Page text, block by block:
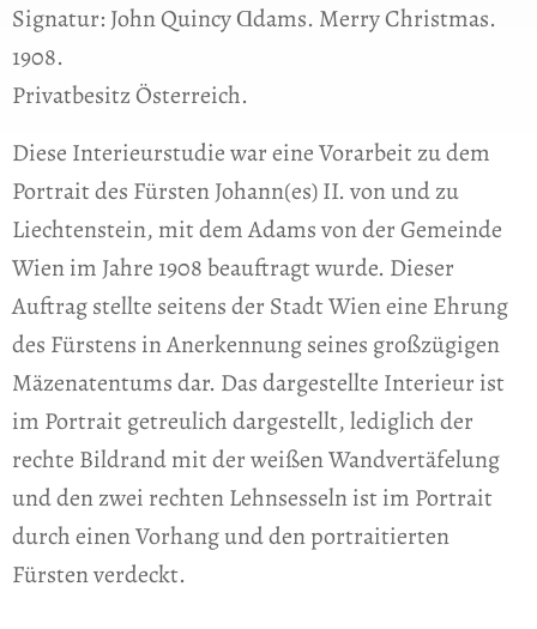
Signatur: John Quincy Ɑdams. Merry Christmas.
1908.
Privatbesitz Österreich.
Diese Interieurstudie war eine Vorarbeit zu dem
Portrait des Fürsten Johann(es) II. von und zu
Liechtenstein, mit dem Adams von der Gemeinde
Wien im Jahre 1908 beauftragt wurde. Dieser
Auftrag stellte seitens der Stadt Wien eine Ehrung
des Fürstens in Anerkennung seines großzügigen
Mäzenatentums dar. Das dargestellte Interieur ist
im Portrait getreulich dargestellt, lediglich der
rechte Bildrand mit der weißen Wandvertäfelung
und den zwei rechten Lehnsesseln ist im Portrait
durch einen Vorhang und den portraitierten
Fürsten verdeckt.